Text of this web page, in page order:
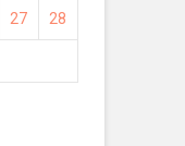
27 28